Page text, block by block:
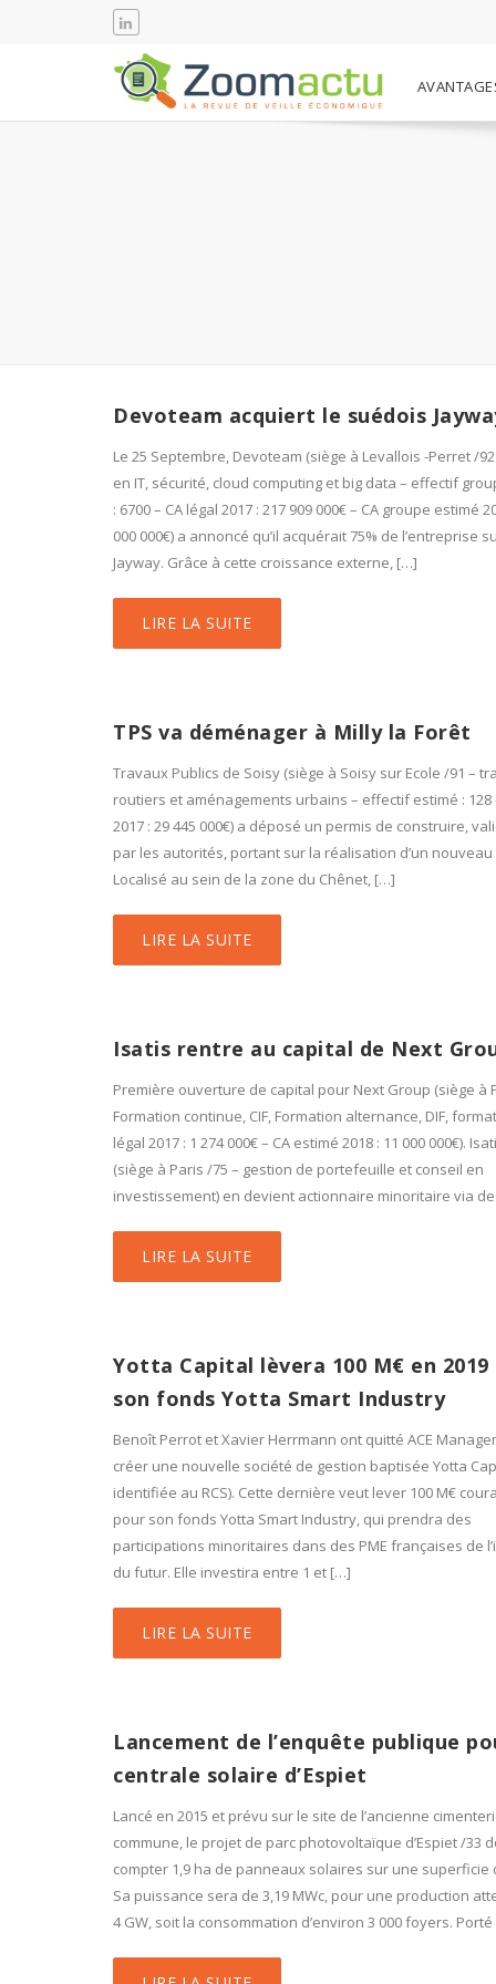
Devoteam acquiert le suédois
Le 25 Septembre, Devoteam (siège à Levallois -Perret /
en IT, sécurité, cloud computing et big data – effectif
: 6700 – CA légal 2017 : 217 909 000€ – CA groupe estimé
000 000€) a annoncé qu’il acquérait 75% de l’entreprise
Jayway. Grâce à cette croissance externe, […]
LIRE LA SUITE
TPS va déménager à Milly la Forêt
Travaux Publics de Soisy (siège à Soisy sur Ecole /91 –
routiers et aménagements urbains – effectif estimé : 128
2017 : 29 445 000€) a déposé un permis de construire,
par les autorités, portant sur la réalisation d’un nouveau
Localisé au sein de la zone du Chênet, […]
LIRE LA SUITE
Isatis rentre au capital de Next
Première ouverture de capital pour Next Group (siège à
Formation continue, CIF, Formation alternance, DIF,
légal 2017 : 1 274 000€ – CA estimé 2018 : 11 000 000€).
(siège à Paris /75 – gestion de portefeuille et conseil en
investissement) en devient actionnaire minoritaire via
LIRE LA SUITE
Yotta Capital lèvera 100 M€ en
son fonds Yotta Smart Industry
Benoît Perrot et Xavier Herrmann ont quitté ACE
créer une nouvelle société de gestion baptisée Yotta
identifiée au RCS). Cette dernière veut lever 100 M€
pour son fonds Yotta Smart Industry, qui prendra des
participations minoritaires dans des PME françaises de
du futur. Elle investira entre 1 et […]
LIRE LA SUITE
Lancement de l’enquête publique
centrale solaire d’Espiet
Lancé en 2015 et prévu sur le site de l’ancienne
commune, le projet de parc photovoltaïque d’Espiet /33
compter 1,9 ha de panneaux solaires sur une superficie
Sa puissance sera de 3,19 MWc, pour une production
4 GW, soit la consommation d’environ 3 000 foyers.